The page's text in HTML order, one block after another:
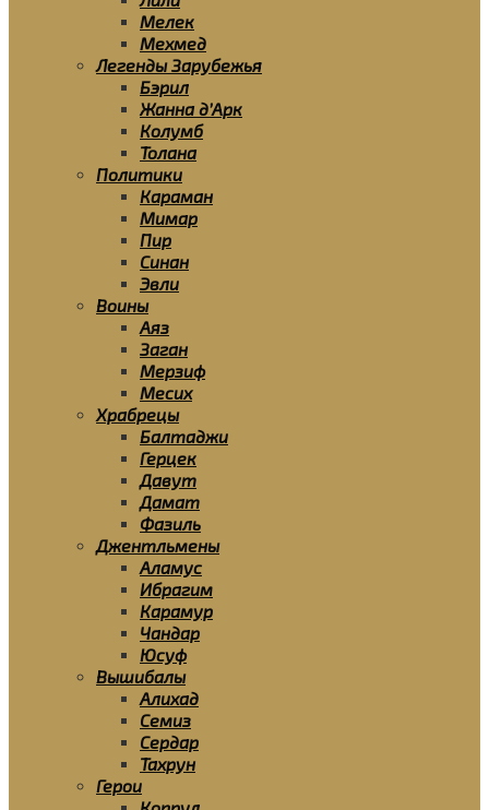
Мелек
Мехмед
Легенды Зарубежья
Бэрил
Жанна д’Арк
Колумб
Толана
Политики
Караман
Мимар
Пир
Синан
Эвли
Воины
Аяз
Заган
Мерзиф
Месих
Храбрецы
Балтаджи
Герцек
Давут
Дамат
Фазиль
Джентльмены
Аламус
Ибрагим
Карамур
Чандар
Юсуф
Вышибалы
Алихад
Семиз
Сердар
Тахрун
Герои